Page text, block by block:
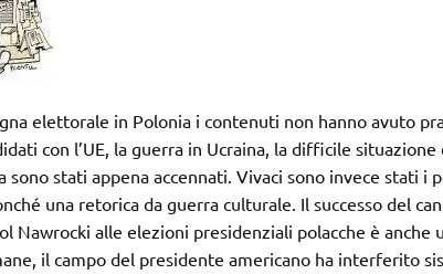
elettorale in Polonia i contenuti non hanno avuto
con l’UE, la guerra in Ucraina, la difficile
sono stati appena accennati. Vivaci sono invece stati i
una retorica da guerra culturale. Il successo del
Nawrocki alle elezioni presidenziali polacche è anche
il campo del presidente americano ha interferito